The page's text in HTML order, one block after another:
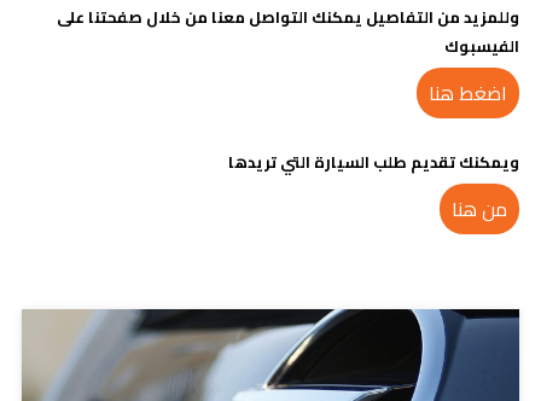
وللمزيد من التفاصيل يمكنك التواصل معنا من خلال صفحتنا على
الفيسبوك
اضغط هنا
ويمكنك تقديم طلب السيارة التي تريدها
من هنا